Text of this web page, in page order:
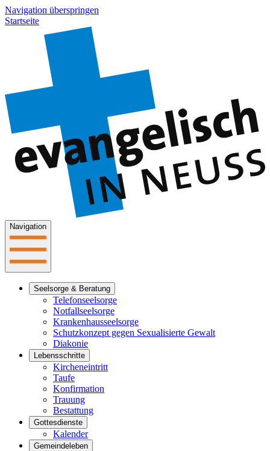
Navigation überspringen
Startseite
Navigation
Seelsorge & Beratung
Telefonseelsorge
Notfallseelsorge
Krankenhausseelsorge
Schutzkonzept gegen Sexualisierte Gewalt
Diakonie
Lebensschritte
Kircheneintritt
Taufe
Konfirmation
Trauung
Bestattung
Gottesdienste
Kalender
Gemeindeleben